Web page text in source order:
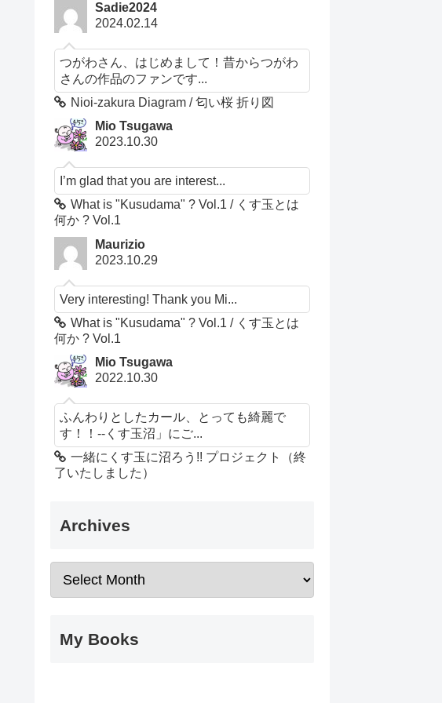
Sadie2024
2024.02.14
つがわさん、はじめまして！昔からつがわ
さんの作品のファンです...
Nioi-zakura Diagram / 匂い桜 折り図
Mio Tsugawa
2023.10.30
I’m glad that you are interest...
What is "Kusudama" ? Vol.1 / くす玉とは
何か ? Vol.1
Maurizio
2023.10.29
Very interesting! Thank you Mi...
What is "Kusudama" ? Vol.1 / くす玉とは
何か ? Vol.1
Mio Tsugawa
2022.10.30
ふんわりとしたカール、とっても綺麗で
す！！--くす玉沼」にご...
一緒にくす玉に沼ろう!! プロジェクト（終
了いたしました）
Archives
My Books